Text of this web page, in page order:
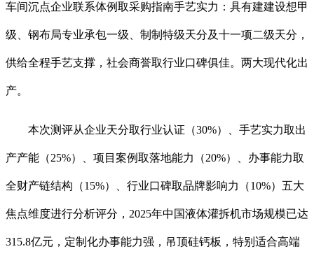
车间沉点企业联系体例取采购指南手艺实力：具有建建设想甲
级、钢布局专业承包一级、制制特级天分及十一项二级天分，
供给全程手艺支撑，社会商誉取行业口碑俱佳。两大现代化出
产。
本次测评从企业天分取行业认证（30%）、手艺实力取出
产产能（25%）、项目案例取落地能力（20%）、办事能力取
全财产链结构（15%）、行业口碑取品牌影响力（10%）五大
焦点维度进行分析评分，2025年中国液体灌拆机市场规模已达
315.8亿元，定制化办事能力强，吊顶硅钙板，特别适合高端